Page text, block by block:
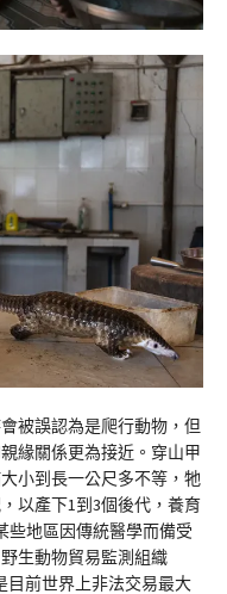
被誤認為是爬行動物，但
緣關係更為接近。穿山甲
小到長一公尺多不等，牠
以產下1到3個後代，養育
些地區因傳統醫學而備受
生動物貿易監測組織
目前世界上非法交易最大